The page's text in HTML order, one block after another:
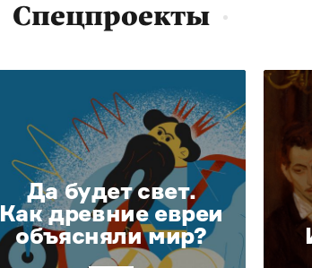
Спецпроекты
Да будет свет.
Как древние евреи
объясняли мир?